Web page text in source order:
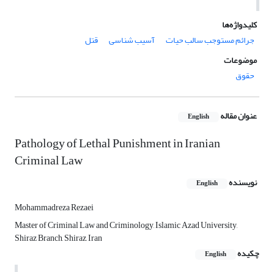
کلیدواژه‌ها
جرائم مستوجب سالب حیات
آسیب شناسی
قتل
موضوعات
حقوق
عنوان مقاله English
Pathology of Lethal Punishment in Iranian
Criminal Law
نویسنده English
Mohammadreza Rezaei
Master of Criminal Law and Criminology, Islamic Azad University,
Shiraz Branch, Shiraz, Iran
چکیده
English